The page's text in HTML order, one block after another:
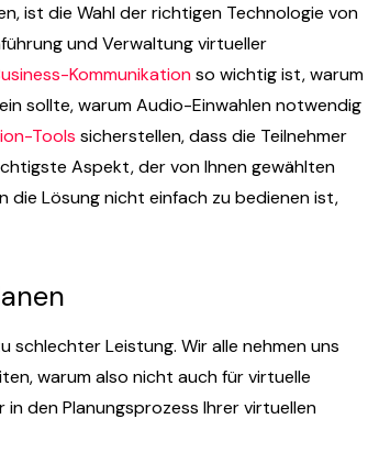
ist die Wahl der richtigen Technologie von
und Verwaltung virtueller
Kommunikationso wichtig ist, warum
sollte, warum Audio-Einwahlen notwendig
Tools sicherstellen, dass die Teilnehmer
Aspekt, der von Ihnen gewählten
die Lösung nicht einfach zu bedienen ist,
schlechter Leistung. Wir alle nehmen uns
warum also nicht auch für virtuelle
den Planungsprozess Ihrer virtuellen